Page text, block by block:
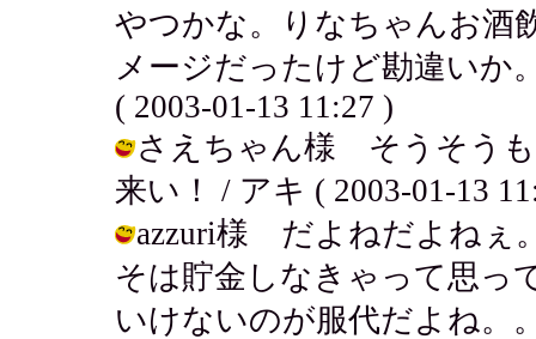
やつかな。りなちゃんお酒
メージだったけど勘違いか
( 2003-01-13 11:27 )
さえちゃん様 そうそうも
来い！ / アキ ( 2003-01-13
azzuri様 だよねだよねぇ
そは貯金しなきゃって思っ
いけないのが服代だよね。